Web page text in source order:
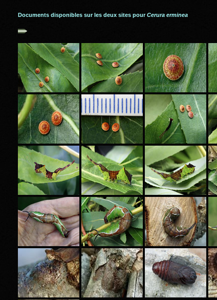
Documents disponibles sur les deux sites pourCerura erminea